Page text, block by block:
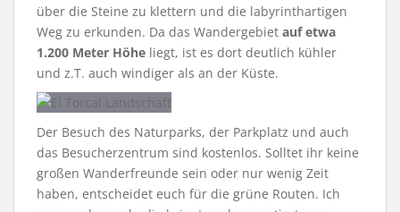
über die Steine zu klettern und die labyrinthartigen
Weg zu erkunden. Da das Wandergebiet auf etwa
1.200 Meter Höhe liegt, ist es dort deutlich kühler
und z.T. auch windiger als an der Küste.
Der Besuch des Naturparks, der Parkplatz und auch
das Besucherzentrum sind kostenlos. Solltet ihr keine
großen Wanderfreunde sein oder nur wenig Zeit
haben, entscheidet euch für die grüne Routen. Ich